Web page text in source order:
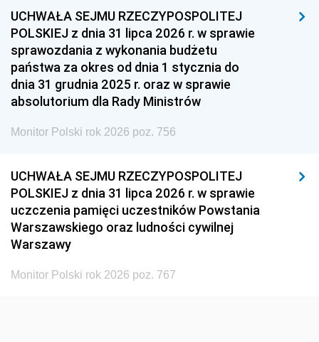
1954 1953 1952
1951 1950
1948 1947 1946
1939 1938
UCHWAŁA SEJMU RZECZYPOSPOLITEJ
POLSKIEJ z dnia 31 lipca 2026 r. w sprawie
sprawozdania z wykonania budżetu
państwa za okres od dnia 1 stycznia do
dnia 31 grudnia 2025 r. oraz w sprawie
absolutorium dla Rady Ministrów
Monitor Polski rok 2026 poz. 756
UCHWAŁA SEJMU RZECZYPOSPOLITEJ
POLSKIEJ z dnia 31 lipca 2026 r. w sprawie
uczczenia pamięci uczestników Powstania
Warszawskiego oraz ludności cywilnej
Warszawy
Monitor Polski rok 2026 poz. 767